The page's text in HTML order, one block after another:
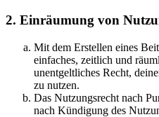
2. Einräumung von
Mit dem Erstellen eines
einfaches, zeitlich und
unentgeltliches Recht,
zu nutzen.
Das Nutzungsrecht nach
nach Kündigung des